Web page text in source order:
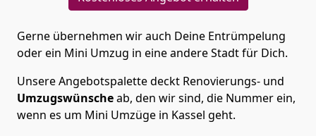
Gerne übernehmen wir auch Deine Entrümpelung
oder ein Mini Umzug in eine andere Stadt für Dich.
Unsere Angebotspalette deckt Renovierungs- und
Umzugswünscheab, den wir sind, die Nummer ein,
wenn es um Mini Umzüge in Kassel geht.